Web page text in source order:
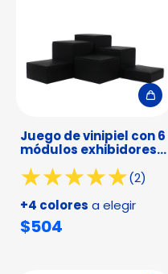
Juego de vinipiel con 6
módulos exhibidores
(2)
+4 colores a elegir
$504